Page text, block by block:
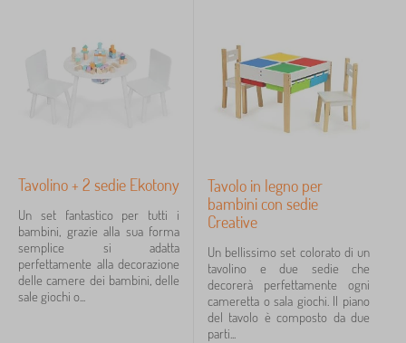
Tavolino + 2 sedie Ekotony
Un set fantastico per tutti i
bambini, grazie alla sua forma
semplice si adatta
perfettamente alla decorazione
delle camere dei bambini, delle
sale giochi o...
Tavolo in legno per
bambini con sedie
Creative
Un bellissimo set colorato di un
tavolino e due sedie che
decorerà perfettamente ogni
cameretta o sala giochi. Il piano
del tavolo è composto da due
parti...